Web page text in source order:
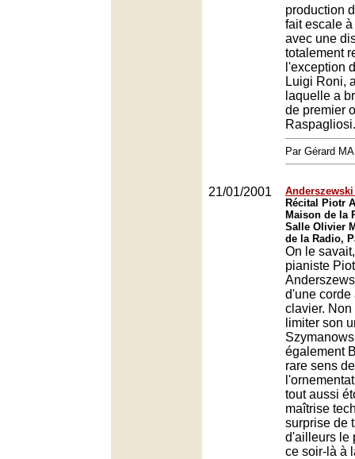
production
fait escale
avec une
totalement
l'exception
Luigi Roni,
laquelle a
de premier
Raspagliosi.
Par Gérard
21/01/2001
Récital Piotr
Maison de la
Salle Olivier
de la Radio,
On le
pianiste
d'une corde
clavier.
limiter son
également
rare sens
tout aussi
maîtrise
surprise de
d'ailleurs le
ce soir-là à